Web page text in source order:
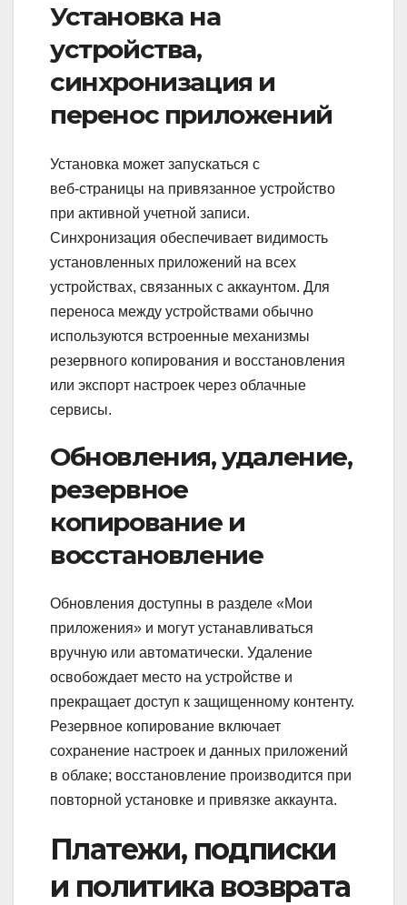
Установка на
устройства,
синхронизация и
перенос приложений
Установка может запускаться с
веб‑страницы на привязанное устройство
при активной учетной записи.
Синхронизация обеспечивает видимость
установленных приложений на всех
устройствах, связанных с аккаунтом. Для
переноса между устройствами обычно
используются встроенные механизмы
резервного копирования и восстановления
или экспорт настроек через облачные
сервисы.
Обновления, удаление,
резервное
копирование и
восстановление
Обновления доступны в разделе «Мои
приложения» и могут устанавливаться
вручную или автоматически. Удаление
освобождает место на устройстве и
прекращает доступ к защищенному контенту.
Резервное копирование включает
сохранение настроек и данных приложений
в облаке; восстановление производится при
повторной установке и привязке аккаунта.
Платежи, подписки
и политика возврата